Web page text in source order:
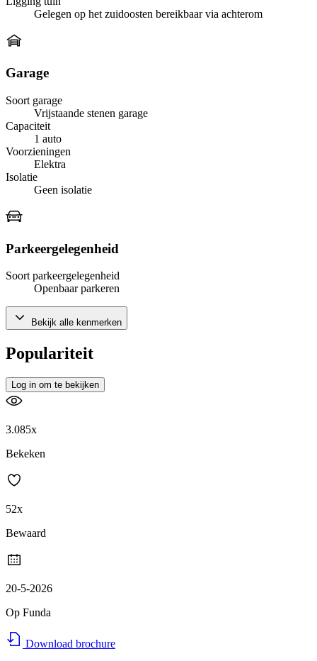
Gelegen op het zuidoosten bereikbaar via achterom
Garage
Soort garage
Vrijstaande stenen garage
Capaciteit
1 auto
Voorzieningen
Elektra
Isolatie
Geen isolatie
Parkeergelegenheid
Soort parkeergelegenheid
Openbaar parkeren
Bekijk alle kenmerken
Populariteit
Log in om te bekijken
3.085x
Bekeken
52x
Bewaard
20-5-2026
Op Funda
Download brochure